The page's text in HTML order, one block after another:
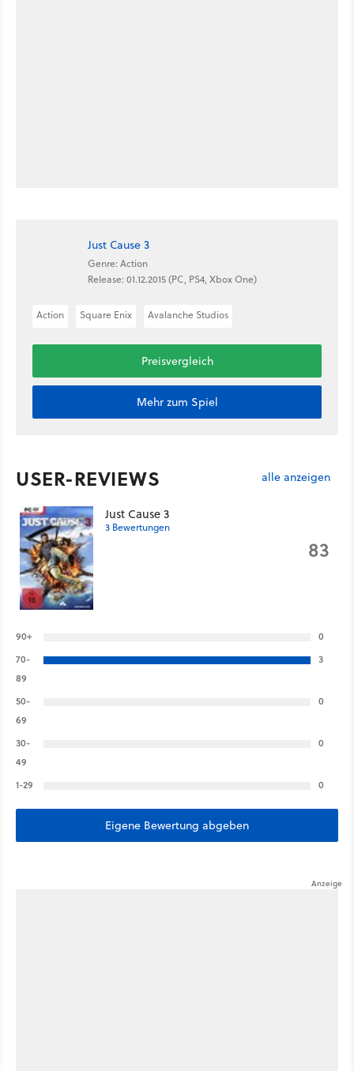
Just Cause 3
Genre: Action
Release: 01.12.2015 (PC, PS4, Xbox One)
Action Square Enix Avalanche Studios
Preisvergleich
Mehr zum Spiel
USER-REVIEWS alle anzeigen
Just Cause 3
3 Bewertungen
83
90+
0
70-
89
3
50-
69
0
30-
49
0
1-29 0
Eigene Bewertung abgeben